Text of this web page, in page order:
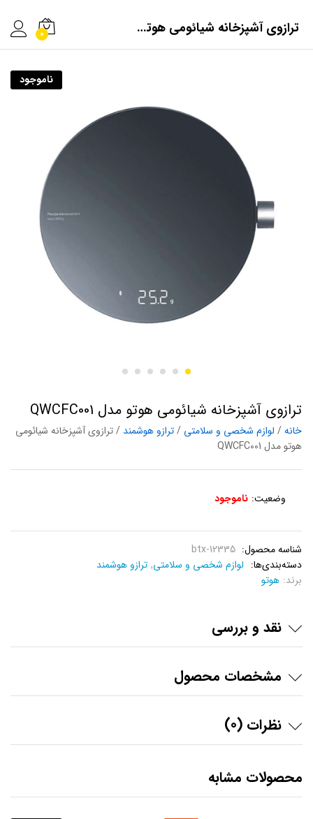
ترازوی آشپزخانه شیائومی هوتو مدل QWCFC001 0
ناموجود
ترازوی آشپزخانه شیائومی هوتو مدل QWCFC001
خانه/ لوازم شخصی و سلامتی /ترازو هوشمند / ترازوی آشپزخانه شیائومی
هوتو مدل QWCFC001
وضعیت: ناموجود
شناسه محصول: btx-12335
دسته‌بندی‌ها: لوازم شخصی و سلامتی, ترازو هوشمند
برند: هوتو
نقد و بررسی
مشخصات محصول
نظرات (0)
محصولات مشابه